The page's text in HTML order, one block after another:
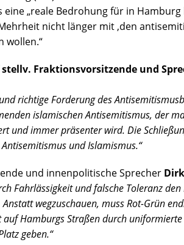
eine „reale Bedrohung für in
nicht länger mit ‚den
wollen.“
stellv. Fraktionsvorsitzende und
richtige Forderung des
islamischen Antisemitismus, der
und immer präsenter wird. Die
und Islamismus.“
und innenpolitische Sprecher
Fahrlässigkeit und falsche Toleranz
wegzuschauen, muss Rot-Grün
auf Hamburgs Straßen durch
geben.“